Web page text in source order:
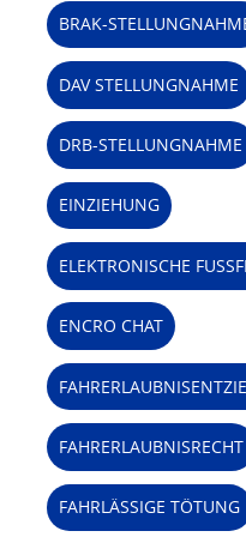
BRAK-
DAV STELLUNGNAHME
DRB-STELLUNGNAHME
EINZIEHUNG
ELEKTRONISCHE
ENCRO CHAT
FAHRERLAUBNISRECHT
FAHRLÄSSIGE TÖTUNG